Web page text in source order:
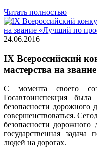
Читать полностью
24.06.2016
IX Всероссийский
мастерства на
С момента своего
Госавтоинспекция
безопасности
совершенствоваться.
безопасности
государственная
людей на дорогах.